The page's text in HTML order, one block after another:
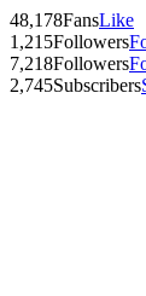
48,178FansLike
1,215Followers
7,218Followers
2,745Subscribers